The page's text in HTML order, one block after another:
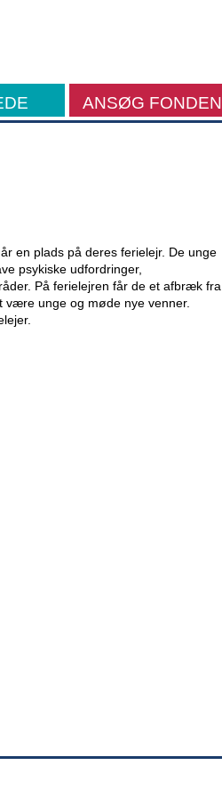
ANSØG FONDEN
en plads på deres ferielejr. De unge
psykiske udfordringer,
På ferielejren får de et afbræk fra
være unge og møde nye venner.